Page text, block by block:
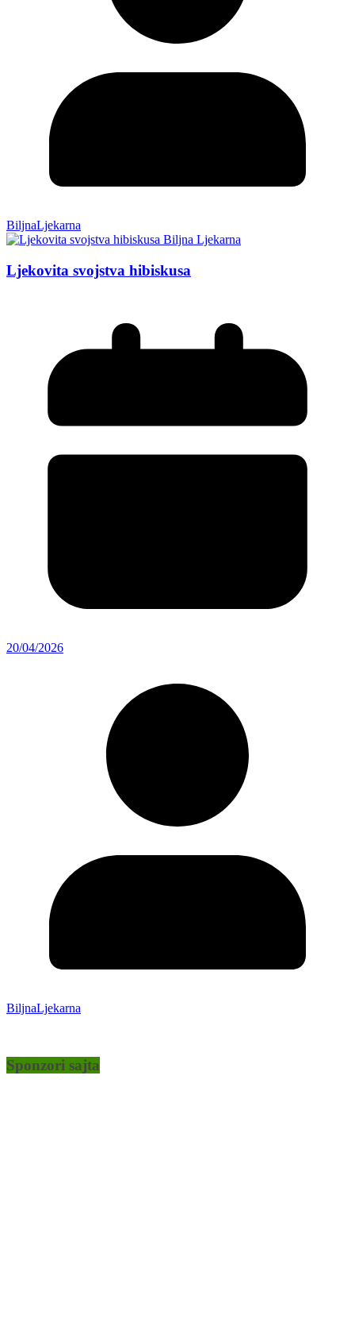
BiljnaLjekarna
Ljekovita svojstva hibiskusa
20/04/2026
BiljnaLjekarna
Sponzori sajta